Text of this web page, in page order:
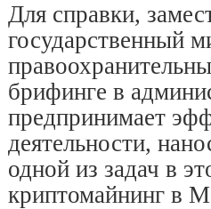
Для справки,
государственный
брифинге в
предпринимает
деятельности,
одной из задач в
криптомайнинг в